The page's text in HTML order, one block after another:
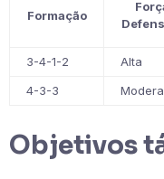
Formação
3-4-1-2
Alta
4-3-3
Objetivos